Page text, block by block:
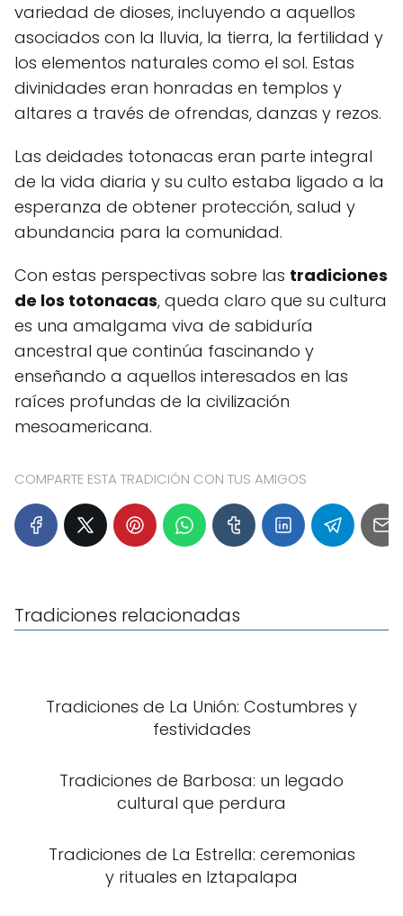
variedad de dioses, incluyendo a aquellos
asociados con la lluvia, la tierra, la fertilidad y
los elementos naturales como el sol. Estas
divinidades eran honradas en templos y
altares a través de ofrendas, danzas y rezos.
Las deidades totonacas eran parte integral
de la vida diaria y su culto estaba ligado a la
esperanza de obtener protección, salud y
abundancia para la comunidad.
Con estas perspectivas sobre las tradiciones
de los totonacas, queda claro que su cultura
es una amalgama viva de sabiduría
ancestral que continúa fascinando y
enseñando a aquellos interesados en las
raíces profundas de la civilización
mesoamericana.
COMPARTE ESTA TRADICIÓN CON TUS AMIGOS
Tradiciones relacionadas
Tradiciones de La Unión: Costumbres y
festividades
Tradiciones de Barbosa: un legado
cultural que perdura
Tradiciones de La Estrella: ceremonias
y rituales en Iztapalapa